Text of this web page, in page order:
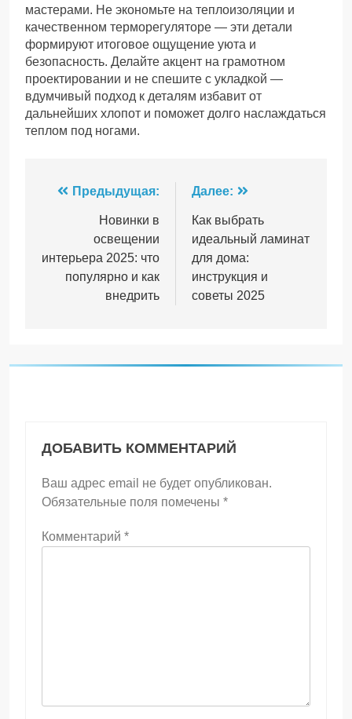
мастерами. Не экономьте на теплоизоляции и
качественном терморегуляторе — эти детали
формируют итоговое ощущение уюта и
безопасность. Делайте акцент на грамотном
проектировании и не спешите с укладкой —
вдумчивый подход к деталям избавит от
дальнейших хлопот и поможет долго наслаждаться
теплом под ногами.
Навигация
записям
Предыдущая:
Новинки в
освещении
интерьера 2025: что
популярно и как
внедрить
Далее:
Как выбрать
идеальный ламинат
для дома:
инструкция и
советы 2025
ДОБАВИТЬ КОММЕНТАРИЙ
Ваш адрес email не будет опубликован.
Обязательные поля помечены *
Комментарий *